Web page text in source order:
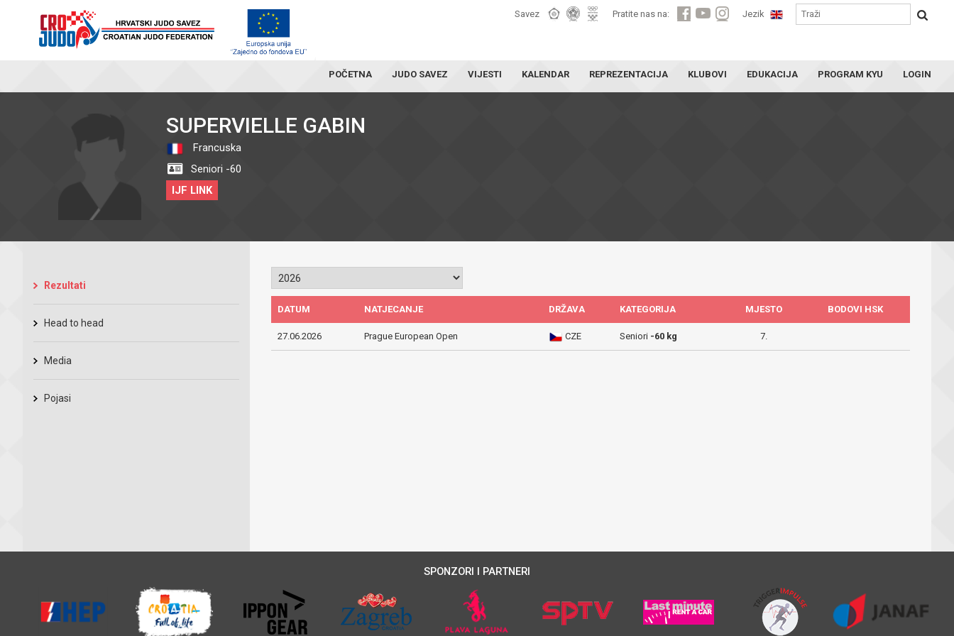
Savez Pratite nas na: Jezik
POČETNA JUDO SAVEZ VIJESTI KALENDAR REPREZENTACIJA KLUBOVI EDUKACIJA PROGRAM KYU LOGIN
SUPERVIELLE GABIN
Francuska
Seniori -60
IJF LINK
Rezultati
Head to head
Media
Pojasi
DATUM NATJECANJE DRŽAVA KATEGORIJA MJESTO BODOVI HSK
27.06.2026 Prague European Open CZE Seniori -60 kg 7.
SPONZORI I PARTNERI